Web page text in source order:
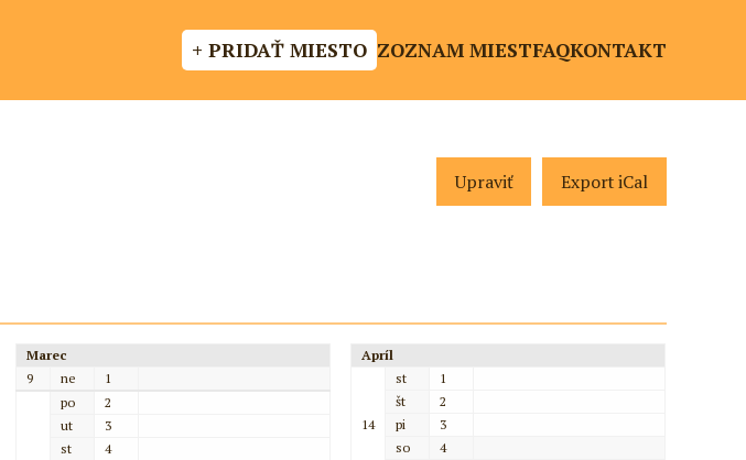
+ PRIDAŤ MIESTO ZOZNAM MIESTFAQKONTAKT
Upraviť Export iCal
Marec
9
ne 1
po
2
ut
3
st
4
Apríl
14
st
1
št
2
pi
3
so
4